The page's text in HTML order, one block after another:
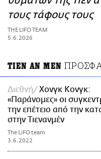
ΑΜΠΑ
PRINT
τους τάφους τους
THE LIFO TEAM
5.6.2026
ΤΙΕΝ ΑΝ ΜΕΝ
Διεθνή
Χονγκ Κονγκ:
«Παράνομες» οι
την επέτειο από την
στην Τιενανμέν
The LiFO team
3.6.2022